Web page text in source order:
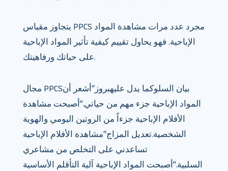
يتجاوز مقياس PPCS مجرد عدد مرات مشاهدة المواد
الإباحية. فهو يحاول تقييم كيفية تأثير المواد الإباحية
على حياتك ورفاهيتك.
مجال PPCSبيان السلوكما يدل عليهبروز“أشعر أن
المواد الإباحية جزء مهم من حياتي.”أصبحت مشاهدة
الأفلام الإباحية جزءاً من الروتين اليومي والهوية
الشخصية.تعديل المزاج“مشاهدة الأفلام الإباحية
تساعدني على التخلص من مشاعري
السلبية.”أصبحت المواد الإباحية آلية التأقلم الأساسية